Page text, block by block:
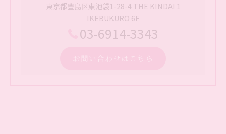
東京都豊島区東池袋1-28-4 THE KINDAI 1
IKEBUKURO 6F
03-6914-3343
お問い合わせはこちら